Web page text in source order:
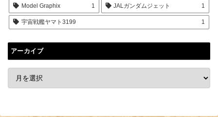
Model Graphix 1 JALガンダムジェット 1
宇宙戦艦ヤマト3199 1
アーカイブ